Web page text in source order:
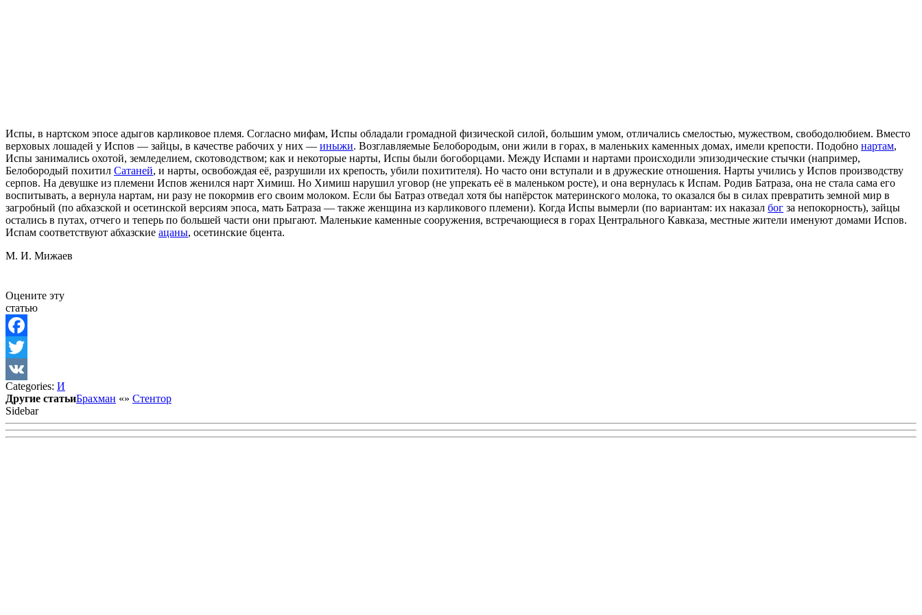
Испы, в нартском эпосе адыгов карликовое племя. Согласно мифам, Испы обладали громадной физической силой, большим умом, отличались смелостью, мужеством, свободолюбием. Вместо
верховых лошадей у Испов — зайцы, в качестве рабочих у них — иныжи. Возглавляемые Белобородым, они жили в горах, в маленьких каменных домах, имели крепости. Подобно нартам,
Испы занимались охотой, земледелием, скотоводством; как и некоторые нарты, Испы были богоборцами. Между Испами и нартами происходили эпизодические стычки (например,
Белобородый похитил Сатаней, и нарты, освобождая её, разрушили их крепость, убили похитителя). Но часто они вступали и в дружеские отношения. Нарты учились у Испов производству
серпов. На девушке из племени Испов женился нарт Химиш. Но Химиш нарушил уговор (не упрекать её в маленьком росте), и она вернулась к Испам. Родив Батраза, она не стала сама его
воспитывать, а вернула нартам, ни разу не покормив его своим молоком. Если бы Батраз отведал хотя бы напёрсток материнского молока, то оказался бы в силах превратить земной мир в
загробный (по абхазской и осетинской версиям эпоса, мать Батраза — также женщина из карликового племени). Когда Испы вымерли (по вариантам: их наказал бог за непокорность), зайцы
остались в путах, отчего и теперь по большей части они прыгают. Маленькие каменные сооружения, встречающиеся в горах Центрального Кавказа, местные жители именуют домами Испов.
Испам соответствуют абхазские ацаны, осетинские бцента.
М. И. Мижаев
Оцените эту
статью
Facebook
Twitter
VK
Categories: И
Другие статьиБрахман «» Стентор
Sidebar